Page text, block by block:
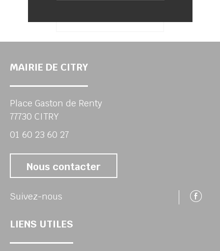
MAIRIE DE CITRY
Place Gaston de Renty
77730 CITRY
01 60 23 60 27
Nous contacter
Suivez-nous
LIENS UTILES